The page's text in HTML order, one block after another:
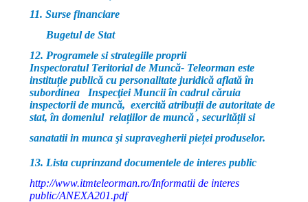
11. Surse financiare
Bugetul de Stat
12. Programele si strategiile proprii
Inspectoratul Teritorial de Muncă- Teleorman este
instituție publică cu personalitate juridică aflată în
subordinea Inspecţiei Muncii în cadrul căruia
inspectorii de muncă, exercită atribuții de autoritate de
stat, în domeniul relațiilor de muncă , securității si
sanatatii in munca şi supravegherii pieței produselor.
13. Lista cuprinzand documentele de interes public
http://www.itmteleorman.ro/Informatii de interes
public/ANEXA201.pdf